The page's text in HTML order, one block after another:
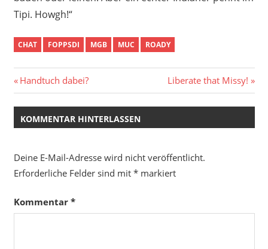
Tipi. Howgh!“
CHAT FOPPSDI MGB MUC ROADY
Beitragsnavigation
Vorheriger
Beitrag:
Handtuch dabei?
Nächster
Beitrag:
Liberate that Missy!
KOMMENTAR HINTERLASSEN
Deine E-Mail-Adresse wird nicht veröffentlicht.
Erforderliche Felder sind mit *markiert
Kommentar *